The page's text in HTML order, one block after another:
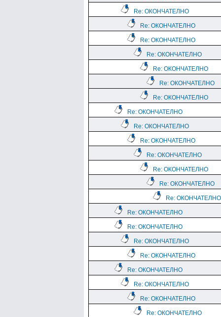
Re: ОКОНЧАТЕЛНО
Re: ОКОНЧАТЕЛНО
Re: ОКОНЧАТЕЛНО
Re: ОКОНЧАТЕЛНО
Re: ОКОНЧАТЕЛНО
Re: ОКОНЧАТЕЛНО
Re: ОКОНЧАТЕЛНО
Re: ОКОНЧАТЕЛНО
Re: ОКОНЧАТЕЛНО
Re: ОКОНЧАТЕЛНО
Re: ОКОНЧАТЕЛНО
Re: ОКОНЧАТЕЛНО
Re: ОКОНЧАТЕЛНО
Re: ОКОНЧАТЕЛНО
Re: ОКОНЧАТЕЛНО
Re: ОКОНЧАТЕЛНО
Re: ОКОНЧАТЕЛНО
Re: ОКОНЧАТЕЛНО
Re: ОКОНЧАТЕЛНО
Re: ОКОНЧАТЕЛНО
Re: ОКОНЧАТЕЛНО
Re: ОКОНЧАТЕЛНО